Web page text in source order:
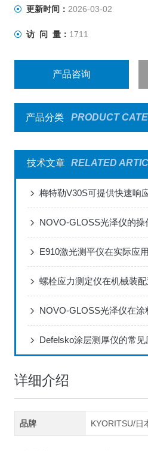
更新时间： 2026-03-02
访 问 量： 1711
产品咨询
产品分类 PRODUCT
技术文章 RELATED
梅特勒V30S可提供快速响
NOVO-GLOSS光泽仪的操
E910激光测平仪在实际应
螺栓应力测定仪在机械装
Defelsko涂层测厚仪的常见
详细介绍
品牌 KYORITSU/日